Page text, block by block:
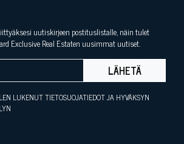
uutiskirjeen postituslistalle, näin tulet
Exclusive Real Estaten uusimmat uutiset.
LÄHETÄ
LUKENUT TIETOSUOJATIEDOT JA HYVÄKSYN